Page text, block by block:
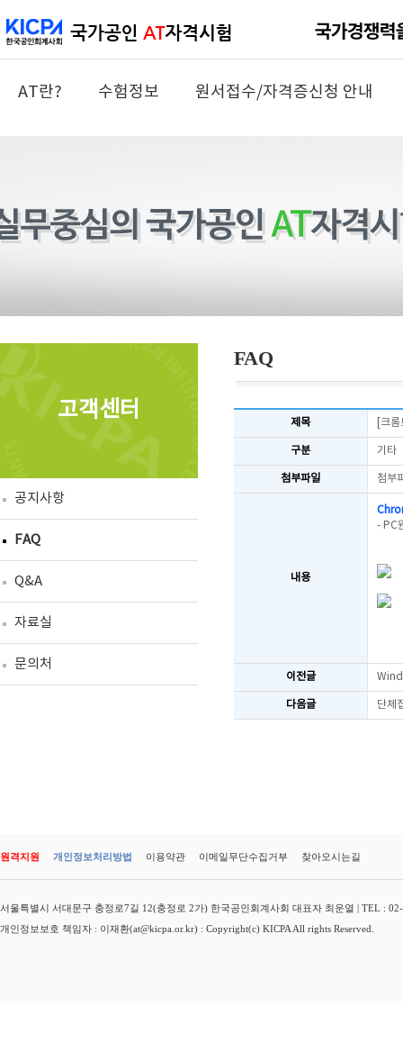
AT란? 수험정보 원서접수/자격증신청 안내
고객센터
공지사항
FAQ
Q&A
자료실
문의처
FAQ
제목 [크
구분 기타
첨부파일 첨부
내용
- PC
이전글
다음글 단체
원격지원 개인정보처리방법 이용약관 이메일무단수집거부 찾아오시는길
서울특별시 서대문구 충정로7길 12(충정로 2가) 한국공인회계사회 대표자 최운열 | TEL :
개인정보보호 책임자 : 이재환(at@kicpa.or.kr) : Copyright(c) KICPA All rights Reserved.